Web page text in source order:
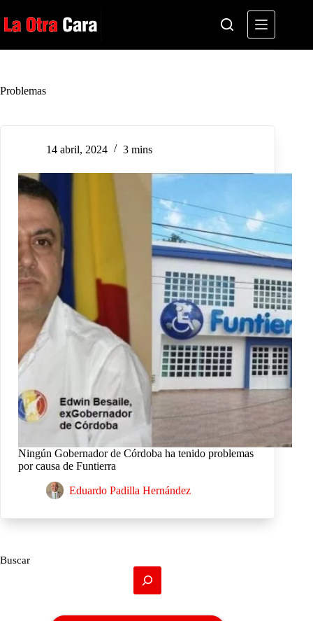
al
contenido
Problemas
14 abril, 2024 3 mins
Ningún Gobernador de Córdoba ha tenido problemas
por causa de Funtierra
Eduardo Padilla Hernández
Buscar